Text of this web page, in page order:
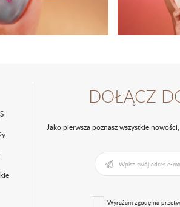
DOŁĄCZ
Jako pierwsza poznasz wszystkie
Wyrażam zgodę na